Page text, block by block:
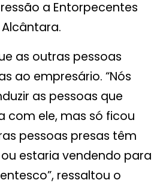
a Entorpecentes
as outras pessoas
ao empresário. “Nós
as pessoas que
com ele, mas só ficou
pessoas presas têm
estaria vendendo para
ressaltou o